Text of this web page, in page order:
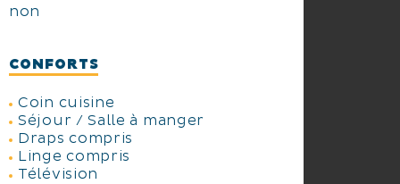
non
CONFORTS
Coin cuisine
Séjour / Salle à manger
Draps compris
Linge compris
Télévision